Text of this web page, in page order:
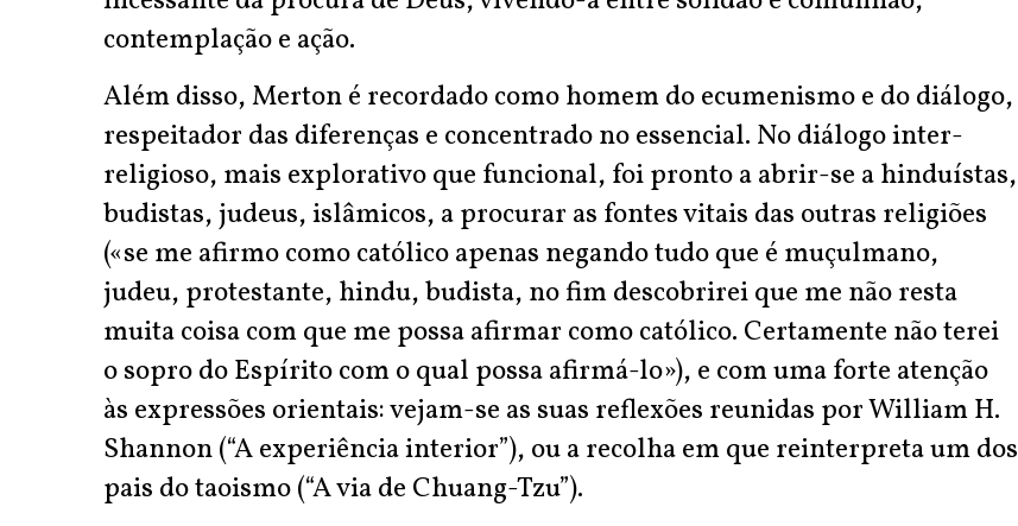
contemplação e ação.
Além disso, Merton é recordado como homem do ecumenismo e do diálogo,
respeitador das diferenças e concentrado no essencial. No diálogo inter-
religioso, mais explorativo que funcional, foi pronto a abrir-se a hinduístas,
budistas, judeus, islâmicos, a procurar as fontes vitais das outras religiões
(«se me afirmo como católico apenas negando tudo que é muçulmano,
judeu, protestante, hindu, budista, no fim descobrirei que me não resta
muita coisa com que me possa afirmar como católico. Certamente não terei
o sopro do Espírito com o qual possa afirmá-lo»), e com uma forte atenção
às expressões orientais: vejam-se as suas reflexões reunidas por William H.
Shannon (“A experiência interior”), ou a recolha em que reinterpreta um dos
pais do taoismo (“A via de Chuang-Tzu”).